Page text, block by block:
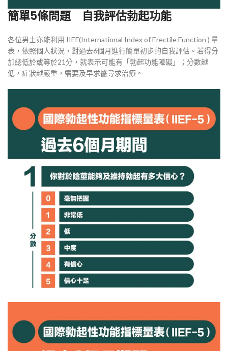
簡單5條問題 自我評估勃起功能
各位男士亦能利用 IIEF(International Index of Erectile Function ) 量
表，依照個人狀況，對過去6個月進行簡單初步的自我評估。若得分
加總低於或等於21分，就表示可能有「勃起功能障礙」；分數越
低，症狀越嚴重，需要及早求醫尋求治療。